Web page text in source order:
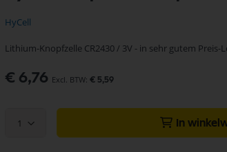
HyCell
Lithium-Knopfzelle CR2430 / 3V - in sehr gutem Preis-
€ 6,76 € 5,59
1 In